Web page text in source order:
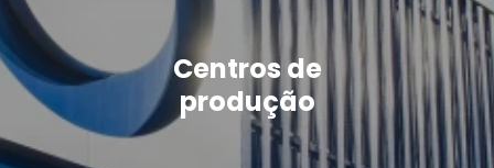
Centros de
produção